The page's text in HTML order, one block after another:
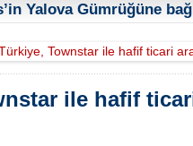
Yalova Gümrüğüne
Townstar ile hafif ticari
ile hafif